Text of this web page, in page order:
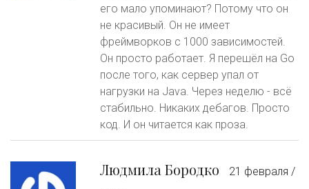
его мало упоминают? Потому что он
не красивый. Он не имеет
фреймворков с 1000 зависимостей.
Он просто работает. Я перешёл на Go
после того, как сервер упал от
нагрузки на Java. Через неделю - всё
стабильно. Никаких дебагов. Просто
код. И он читается как проза.
Людмила Бородко
21 февраля /